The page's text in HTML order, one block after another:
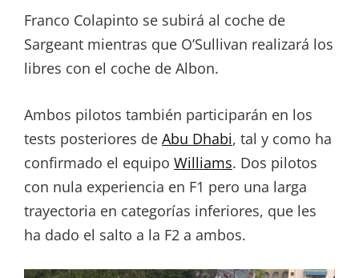
Franco Colapinto se subirá al coche de
Sargeant mientras que O’Sullivan realizará los
libres con el coche de Albon.
Ambos pilotos también participarán en los
tests posteriores de Abu Dhabi, tal y como ha
confirmado el equipo Williams. Dos pilotos
con nula experiencia en F1 pero una larga
trayectoria en categorías inferiores, que les
ha dado el salto a la F2 a ambos.